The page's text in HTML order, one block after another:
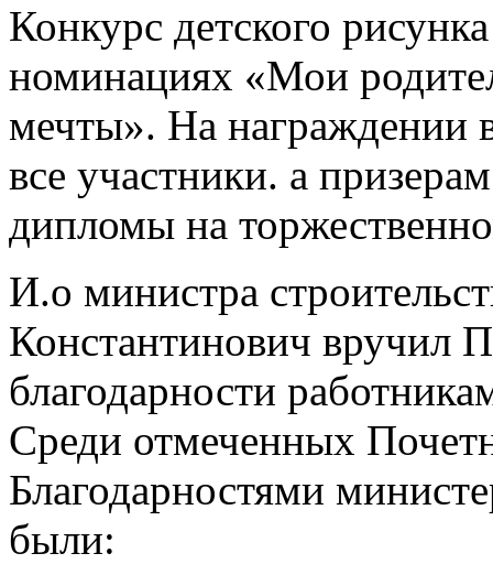
Конкурс детского
номинациях «Мои
мечты». На награждении
все участники. а
дипломы на
И.о министра
Константинович вручил
благодарности
Среди отмеченных
Благодарностями
были: